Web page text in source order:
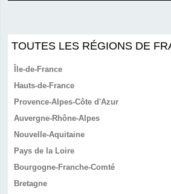
TOUTES LES RÉGIONS DE
Île-de-France
Hauts-de-France
Provence-Alpes-Côte d'Azur
Auvergne-Rhône-Alpes
Nouvelle-Aquitaine
Pays de la Loire
Bourgogne-Franche-Comté
Bretagne